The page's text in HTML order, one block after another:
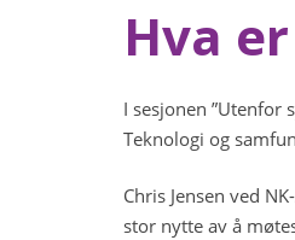
Hva
I sesjonen
Teknologi og
Chris Jensen ved
stor nytte av å